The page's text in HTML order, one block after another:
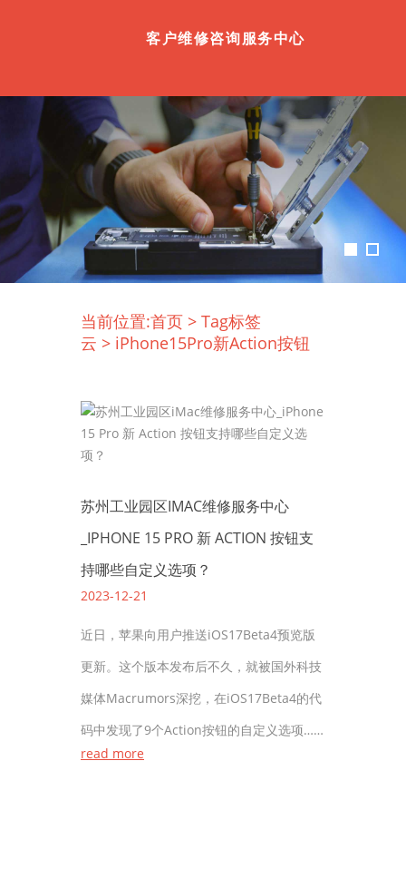
客户维修咨询服务中心
当前位置:首页 > Tag标签
云 > iPhone15Pro新Action按钮
苏州工业园区IMAC维修服务中心
_IPHONE 15 PRO 新 ACTION 按钮支
持哪些自定义选项？
2023-12-21
近日，苹果向用户推送iOS17Beta4预览版
更新。这个版本发布后不久，就被国外科技
媒体Macrumors深挖，在iOS17Beta4的代
码中发现了9个Action按钮的自定义选项……
read more